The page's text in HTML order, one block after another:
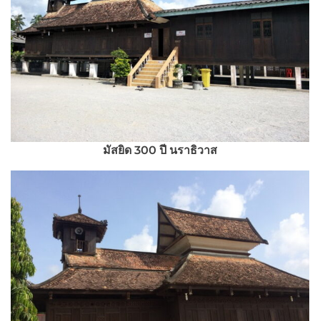
มัสยิด 300 ปี นราธิวาส